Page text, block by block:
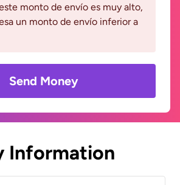
monto de envío es muy alto,
un monto de envío inferior a
Send Money
Information